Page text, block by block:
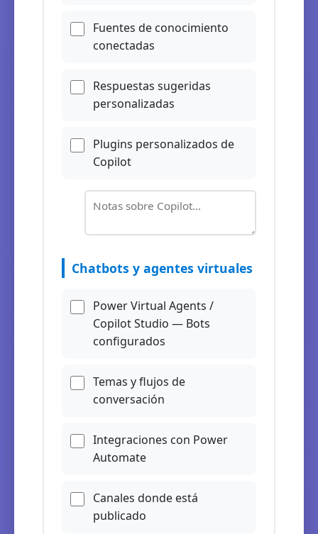
Fuentes de conocimiento
conectadas
Respuestas sugeridas
personalizadas
Plugins personalizados de
Copilot
Chatbots y agentes virtuales
Power Virtual Agents /
Copilot Studio — Bots
configurados
Temas y flujos de
conversación
Integraciones con Power
Automate
Canales donde está
publicado